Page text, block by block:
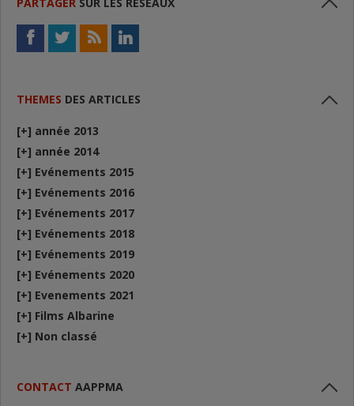
THEMES DES ARTICLES
[+] année 2013
[+] année 2014
[+] Evénements 2015
[+] Evénements 2016
[+] Evénements 2017
[+] Evénements 2018
[+] Evénements 2019
[+] Evénements 2020
[+] Evenements 2021
[+] Films Albarine
[+] Non classé
CONTACT AAPPMA